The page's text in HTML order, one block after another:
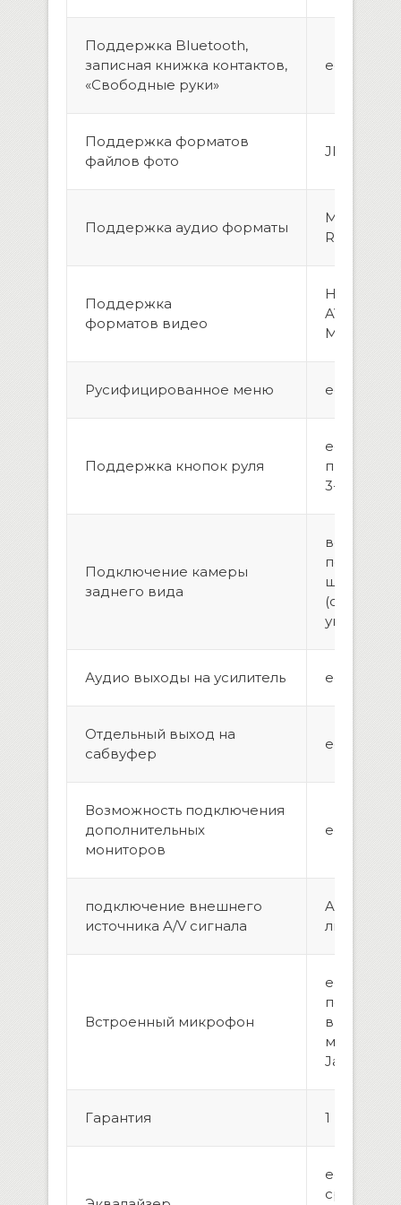
Поддержка Bluetooth,
записная книжка контактов,
«Свободные руки»
есть
Поддержка форматов
файлов фото
JPEG, GIF,
Поддержка аудио форматы
MP3, MP2,
RA, WAV,
Поддержка
форматов видео
H.264/
AVI, WMV,
MOV,
Русифицированное меню есть
Поддержка кнопок руля
есть,
3-х
Подключение камеры
заднего вида
возможно
штатной
Аудио выходы на усилитель есть,2
Отдельный выход на
сабвуфер
есть
Возможность подключения
дополнительных
мониторов
eсть, 2 шт.
подключение внешнего
источника A/V сигнала
AUX
линейных,
Встроенный микрофон
есть,
Jack
Гарантия 1 год
есть,
средних,